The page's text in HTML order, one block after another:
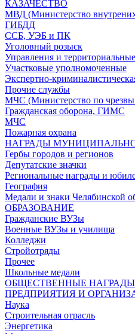
КАЗАЧЕСТВО
МВД (Министерство
ГИБДД
ССБ, УЭБ и ПК
Уголовный розыск
Управления и
Участковые уполномоченные
Экспертно-
Прочие службы
МЧС (Министерство по
Гражданская оборона, ГИМС
МЧС
Пожарная охрана
НАГРАДЫ
Гербы городов и регионов
Депутатские значки
Региональные награды и
География
Медали и знаки Челябинской
ОБРАЗОВАНИЕ
Гражданские ВУЗы
Военные ВУЗы и училища
Колледжи
Стройотряды
Прочее
Школьные медали
ОБЩЕСТВЕННЫЕ НАГРАДЫ
ПРЕДПРИЯТИЯ И
Наука
Строительная отрасль
Энергетика